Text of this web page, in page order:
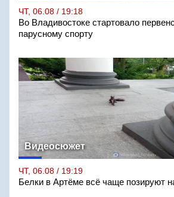
ЧТ, 06.08 / 19:18
Во Владивостоке стартовало
парусному спорту
Видеосюжет
ЧТ, 06.08 / 19:19
Белки в Артёме всё чаще позируют